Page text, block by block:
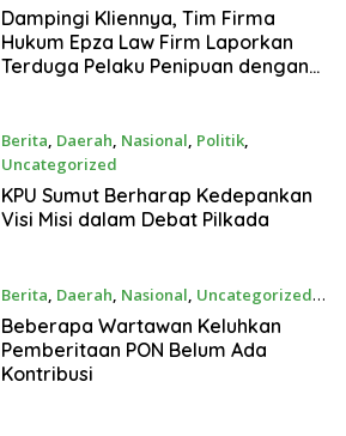
Oktober 2024
Dampingi Kliennya, Tim Firma
Hukum Epza Law Firm Laporkan
Terduga Pelaku Penipuan dengan
Berita, Daerah, Nasional, Politik,
Uncategorized
25 Oktober 2024
KPU Sumut Berharap Kedepankan
Visi Misi dalam Debat Pilkada
Berita, Daerah, Nasional, Uncategorized
18 Oktober 2024
Beberapa Wartawan Keluhkan
Pemberitaan PON Belum Ada
Kontribusi